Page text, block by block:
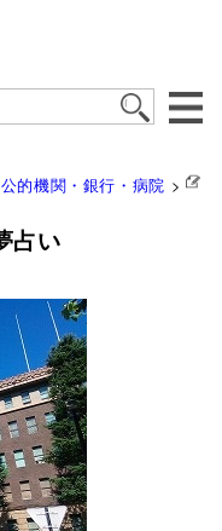
公的機関・銀行・病院 >
占い